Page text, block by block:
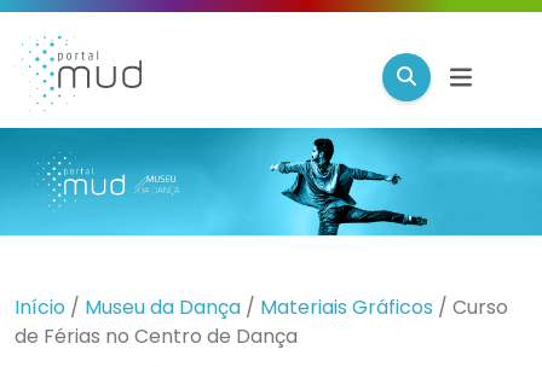
Início / Museu da Dança / Materiais Gráficos / Curso
de Férias no Centro de Dança